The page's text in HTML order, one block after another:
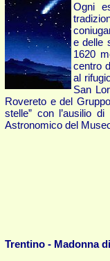
Ogni
e delle
1620
centro
al
San
Rovereto e del
stelle” con l’ausilio
Astronomico del
Trentino - Madonna